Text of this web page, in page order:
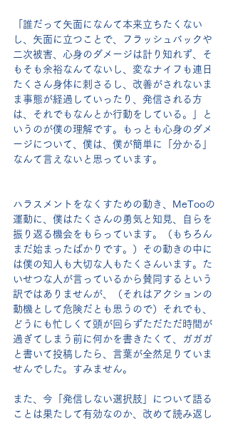
「誰だって矢面になんて本来立ちたくない
し、矢面に立つことで、フラッシュバックや
二次被害、心身のダメージは計り知れず、そ
もそも余裕なんてないし、変なナイフも連日
たくさん身体に刺さるし、改善がされないま
ま事態が経過していったり、発信される方
は、それでもなんとか行動をしている。」と
いうのが僕の理解です。もっとも心身のダメ
ージについて、僕は、僕が簡単に「分かる」
なんて言えないと思っています。
ハラスメントをなくすための動き、MeTooの
運動に、僕はたくさんの勇気と知見、自らを
振り返る機会をもらっています。（もちろん
まだ始まったばかりです。）その動きの中に
は僕の知人も大切な人もたくさんいます。た
いせつな人が言っているから賛同するという
訳ではありませんが、（それはアクションの
動機として危険だとも思うので）それでも、
どうにも忙しくて頭が回らずただただ時間が
過ぎてしまう前に何かを書きたくて、ガガガ
と書いて投稿したら、言葉が全然足りていま
せんでした。すみません。
また、今「発信しない選択肢」について語る
ことは果たして有効なのか、改めて読み返し